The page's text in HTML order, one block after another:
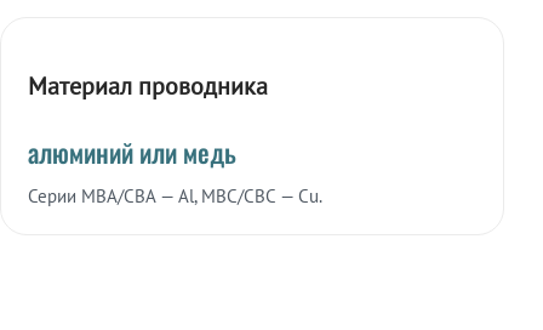
Материал проводника
алюминий или медь
Серии МВА/СВА — Al, МВС/СВС — Cu.